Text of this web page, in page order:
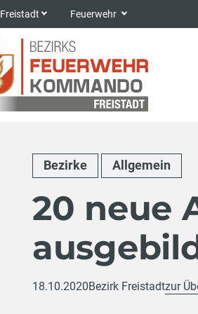
Freistadt Feuerwehr
Bezirke Allgemein
20 neue
18.10.2020Bezirk Freistadtzur